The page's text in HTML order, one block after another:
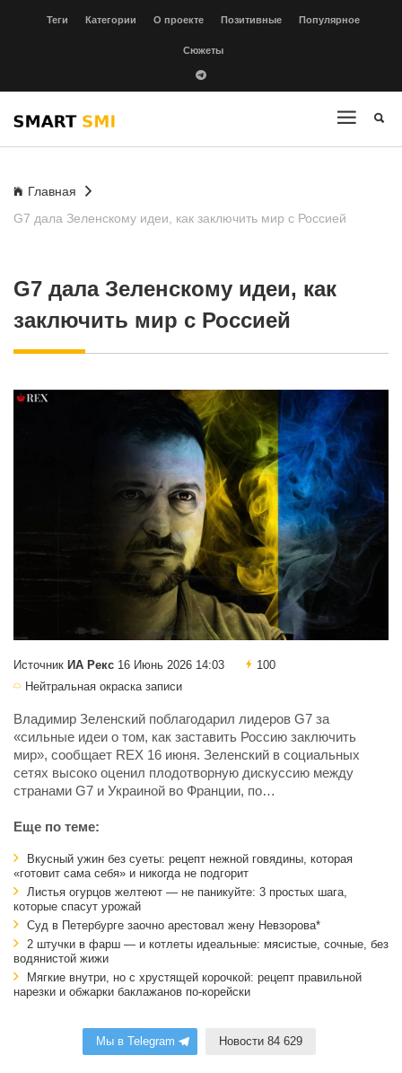
Теги Категории О проекте Позитивные Популярное
Сюжеты
Главная
G7 дала Зеленскому идеи, как заключить мир с Россией
G7 дала Зеленскому идеи, как
заключить мир с Россией
Источник ИА Рекс 16 Июнь 2026 14:03
100
Нейтральная окраска записи
Владимир Зеленский поблагодарил лидеров G7 за
«сильные идеи о том, как заставить Россию заключить
мир», сообщает REX 16 июня. Зеленский в социальных
сетях высоко оценил плодотворную дискуссию между
странами G7 и Украиной во Франции, по…
Еще по теме:
Вкусный ужин без суеты: рецепт нежной говядины, которая
«готовит сама себя» и никогда не подгорит
Листья огурцов желтеют — не паникуйте: 3 простых шага,
которые спасут урожай
Суд в Петербурге заочно арестовал жену Невзорова*
2 штучки в фарш — и котлеты идеальные: мясистые, сочные, без
водянистой жижи
Мягкие внутри, но с хрустящей корочкой: рецепт правильной
нарезки и обжарки баклажанов по-корейски
Мы в Telegram Новости 84 629